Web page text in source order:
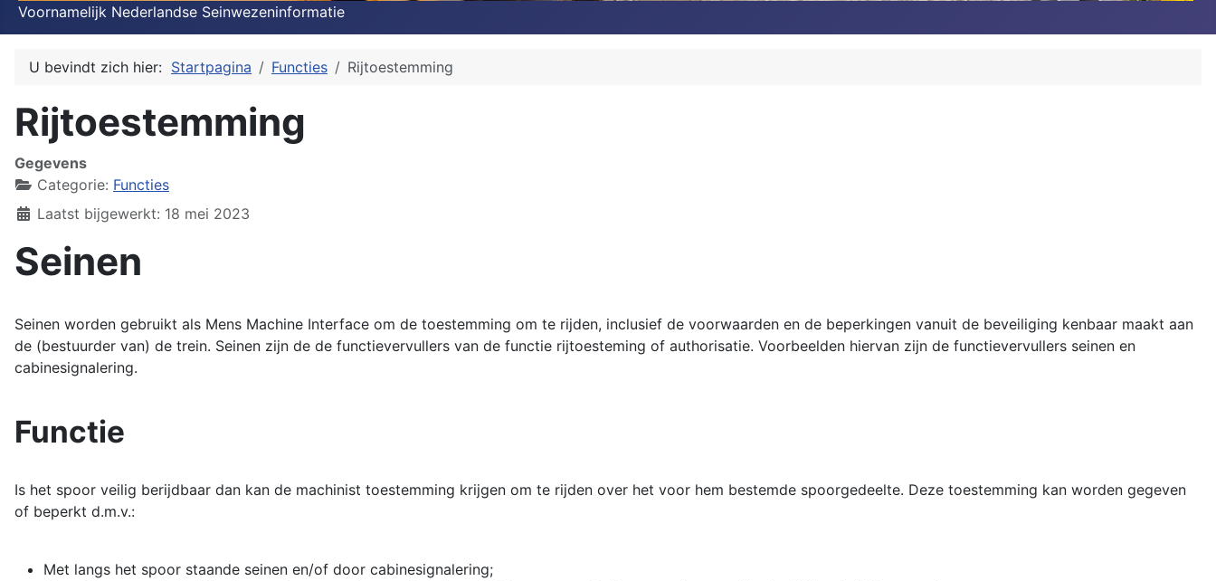
Voornamelijk Nederlandse Seinwezeninformatie
U bevindt zich hier: Startpagina Functies Rijtoestemming
Rijtoestemming
Gegevens
Categorie: Functies
Laatst bijgewerkt: 18 mei 2023
Seinen
Seinen worden gebruikt als Mens Machine Interface om de toestemming om te rijden, inclusief de voorwaarden en de beperkingen vanuit de beveiliging kenbaar maakt aan
de (bestuurder van) de trein. Seinen zijn de de functievervullers van de functie rijtoesteming of authorisatie. Voorbeelden hiervan zijn de functievervullers seinen en
cabinesignalering.
Functie
Is het spoor veilig berijdbaar dan kan de machinist toestemming krijgen om te rijden over het voor hem bestemde spoorgedeelte. Deze toestemming kan worden gegeven
of beperkt d.m.v.:
Met langs het spoor staande seinen en/of door cabinesignalering;